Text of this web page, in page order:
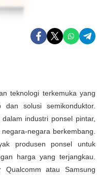
teknologi terkemuka yang
solusi semikonduktor.
industri ponsel pintar,
negara berkembang.
produsen ponsel untuk
harga yang terjangkau.
atau Samsung